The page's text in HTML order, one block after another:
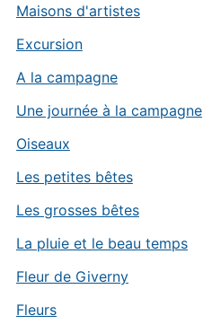
Maisons d'artistes
Excursion
A la campagne
Une journée à la campagne
Oiseaux
Les petites bêtes
Les grosses bêtes
La pluie et le beau temps
Fleur de Giverny
Fleurs